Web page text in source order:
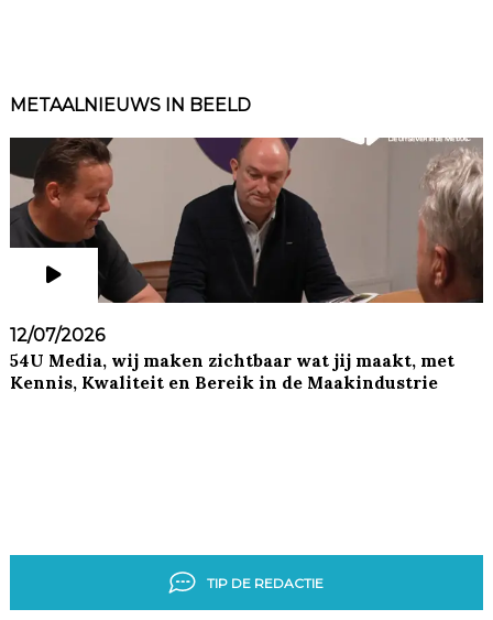
METAALNIEUWS IN BEELD
12/07/2026
54U Media, wij maken zichtbaar wat jij maakt, met
Kennis, Kwaliteit en Bereik in de Maakindustrie
TIP DE REDACTIE